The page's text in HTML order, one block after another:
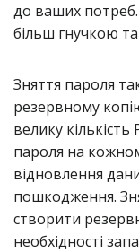
до ваших
більш гнучкою
Зняття пароля
резервному
велику кількість
пароля на
відновлення
пошкодження.
створити
необхідності